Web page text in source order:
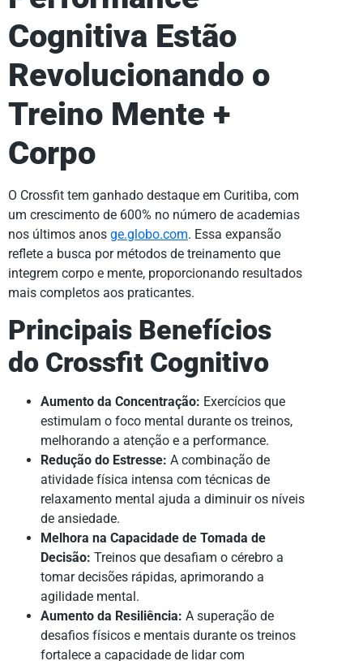
Cognitiva Estão
Revolucionando o
Treino Mente +
Corpo
O Crossfit tem ganhado destaque em Curitiba, com
um crescimento de 600% no número de academias
nos últimos anos ge.globo.com. Essa expansão
reflete a busca por métodos de treinamento que
integrem corpo e mente, proporcionando resultados
mais completos aos praticantes.
Principais Benefícios
do Crossfit Cognitivo
Aumento da Concentração: Exercícios que
estimulam o foco mental durante os treinos,
melhorando a atenção e a performance.
Redução do Estresse: A combinação de
atividade física intensa com técnicas de
relaxamento mental ajuda a diminuir os níveis
de ansiedade.
Melhora na Capacidade de Tomada de
Decisão: Treinos que desafiam o cérebro a
tomar decisões rápidas, aprimorando a
agilidade mental.
Aumento da Resiliência: A superação de
desafios físicos e mentais durante os treinos
fortalece a capacidade de lidar com